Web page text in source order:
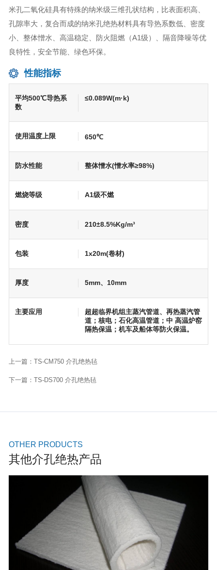
米孔二氧化硅具有特殊的纳米级三维孔状结构，比表面积高、
孔隙率大，复合而成的纳米孔绝热材料具有导热系数低、密度
小、整体憎水、高温稳定、防火阻燃（A1级）、隔音降噪等优
良特性，安全节能、绿色环保。
性能指标
平均500℃导热系
数
≤0.089W(m·k)
使用温度上限 650℃
防水性能 整体憎水(憎水率≥98%)
燃烧等级 A1级不燃
密度 210±8.5%Kg/m³
包装 1x20m(卷材)
厚度 5mm、10mm
主要应用
超超临界机组主蒸汽管道、再热蒸汽管
道；核电；石化高温管道；中 高温炉窑
隔热保温；机车及船体等防火保温。
上一篇： TS-CM750 介孔绝热毡
下一篇： TS-DS700 介孔绝热毡
OTHER PRODUCTS
其他介孔绝热产品